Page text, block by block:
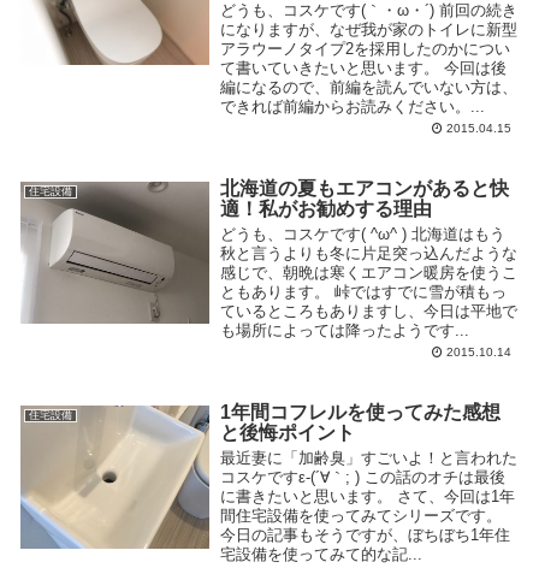
どうも、コスケです(｀・ω・´) 前回の続き
になりますが、なぜ我が家のトイレに新型
アラウーノタイプ2を採用したのかについ
て書いていきたいと思います。 今回は後
編になるので、前編を読んでいない方は、
できれば前編からお読みください。...
2015.04.15
住宅設備
北海道の夏もエアコンがあると快
適！私がお勧めする理由
どうも、コスケです( ^ω^ ) 北海道はもう
秋と言うよりも冬に片足突っ込んだような
感じで、朝晩は寒くエアコン暖房を使うこ
ともあります。 峠ではすでに雪が積もっ
ているところもありますし、今日は平地で
も場所によっては降ったようです...
2015.10.14
住宅設備
1年間コフレルを使ってみた感想
と後悔ポイント
最近妻に「加齢臭」すごいよ！と言われた
コスケですε-(´∀｀; ) この話のオチは最後
に書きたいと思います。 さて、今回は1年
間住宅設備を使ってみてシリーズです。
今日の記事もそうですが、ぼちぼち1年住
宅設備を使ってみて的な記...